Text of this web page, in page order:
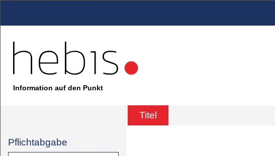
Information auf den Punkt
Titel
Pflichtabgabe